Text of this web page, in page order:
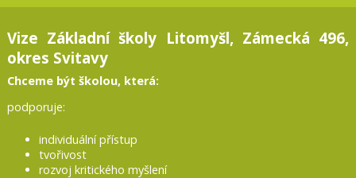
Vize Základní školy Litomyšl, Zámecká 496,
okres Svitavy
Chceme být školou, která:
podporuje:
individuální přístup
tvořivost
rozvoj kritického myšlení